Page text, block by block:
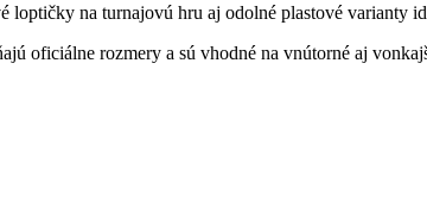
na turnajovú hru aj odolné plastové varianty
oficiálne rozmery a sú vhodné na vnútorné aj